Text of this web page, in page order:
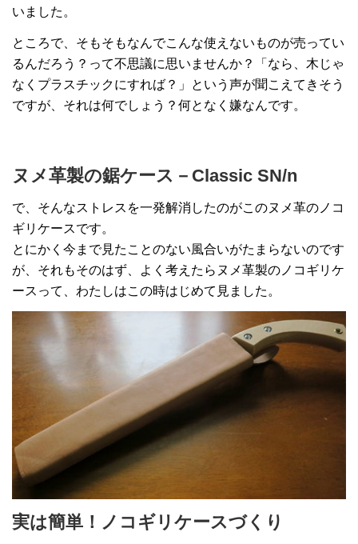
いました。
ところで、そもそもなんでこんな使えないものが売ってい
るんだろう？って不思議に思いませんか？「なら、木じゃ
なくプラスチックにすれば？」という声が聞こえてきそう
ですが、それは何でしょう？何となく嫌なんです。
ヌメ革製の鋸ケース－Classic SN/n
で、そんなストレスを一発解消したのがこのヌメ革のノコ
ギリケースです。
とにかく今まで見たことのない風合いがたまらないのです
が、それもそのはず、よく考えたらヌメ革製のノコギリケ
ースって、わたしはこの時はじめて見ました。
実は簡単！ノコギリケースづくり